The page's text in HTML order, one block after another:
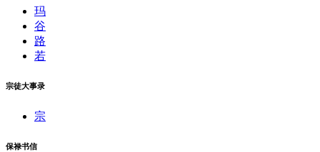
玛
谷
路
若
宗徒大事录
宗
保禄书信